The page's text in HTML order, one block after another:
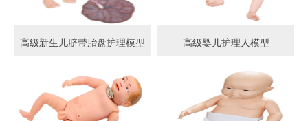
高级新生儿脐带胎盘护理模型 高级婴儿护理人模型